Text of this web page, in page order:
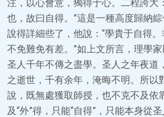
注，以心會意，獨得于心。二程誇大
也，故曰自得。”這是一種高度歸納
說得詳細些了，他說：“學貴于自得。
不免難免有差。”如上文所言，理學
圣人千年不傳之盡學。圣人之年夜道
之逝世，千有余年，淹晦不明。所以
說，既無處獲取師授，也不克不及依
及“外”得，只能“自得”，只能本身從